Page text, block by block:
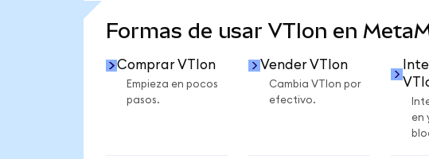
Formas de usar VTIon en
Comprar VTIon
Empieza en pocos
pasos.
Vender VTIon
Cambia VTIon por
efectivo.
en